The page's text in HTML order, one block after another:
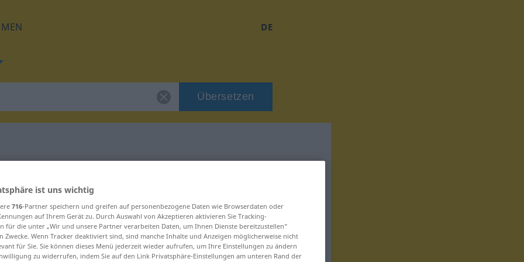
DE
Übersetzen
"schützen"
ist uns wichtig
716-Partner speichern und greifen auf personenbezogene Daten wie Browserdaten oder
auf Ihrem Gerät zu. Durch Auswahl von Akzeptieren aktivieren Sie Tracking-
für die unter „Wir und unsere Partner verarbeiten Daten, um Ihnen Dienste bereitzustellen“
Zwecke. Wenn Tracker deaktiviert sind, sind manche Inhalte und Anzeigen möglicherweise nicht
für Sie. Sie können dieses Menü jederzeit wieder aufrufen, um Ihre Einstellungen zu ändern
zu widerrufen, indem Sie auf den Link Privatsphäre-Einstellungen am unteren Rand der